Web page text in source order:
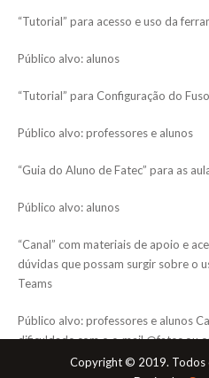
“Tutorial” para acesso e uso da
Público alvo: alunos
“Tutorial” para Configuração do
Público alvo: professores e alunos
“Guia do Aluno de Fatec” para as
Público alvo: alunos
“Canal” com materiais de apoio e
dúvidas que possam surgir sobre o
Teams
Público alvo: professores e alunos
dificuldade com o e-mail @fatec ou
Secretaria Acadêmica Virtual –
Copyright © 2019. Todos